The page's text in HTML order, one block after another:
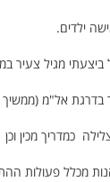
מגיל צעיר
בדרגת אל"מ
כמדריך מכין
מכלל פעולות